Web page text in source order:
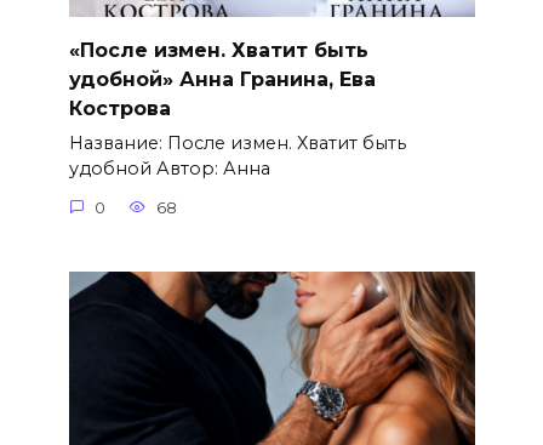
«После измен. Хватит быть
удобной» Анна Гранина, Ева
Кострова
Название: После измен. Хватит быть
удобной Автор: Анна
0 68